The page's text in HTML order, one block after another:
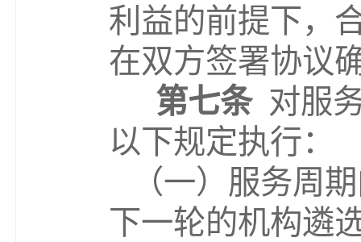
利益的前提下，
在双方签署协议
第七条 对服
以下规定执行：
（一）服务周
下一轮的机构遴